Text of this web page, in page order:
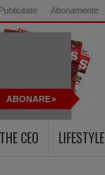
Publicitate Abonamente
ABONARE
CEO LIFESTYLE